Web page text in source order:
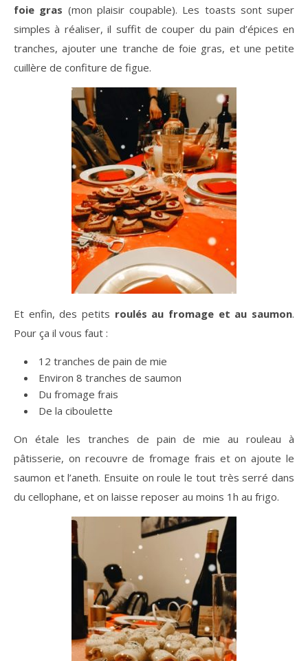
foie gras (mon plaisir coupable). Les toasts sont super
simples à réaliser, il suffit de couper du pain d’épices en
tranches, ajouter une tranche de foie gras, et une petite
cuillère de confiture de figue.
Et enfin, des petits roulés au fromage et au saumon.
Pour ça il vous faut :
12 tranches de pain de mie
Environ 8 tranches de saumon
Du fromage frais
De la ciboulette
On étale les tranches de pain de mie au rouleau à
pâtisserie, on recouvre de fromage frais et on ajoute le
saumon et l’aneth. Ensuite on roule le tout très serré dans
du cellophane, et on laisse reposer au moins 1h au frigo.